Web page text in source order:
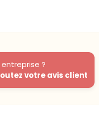
?
votre avis client